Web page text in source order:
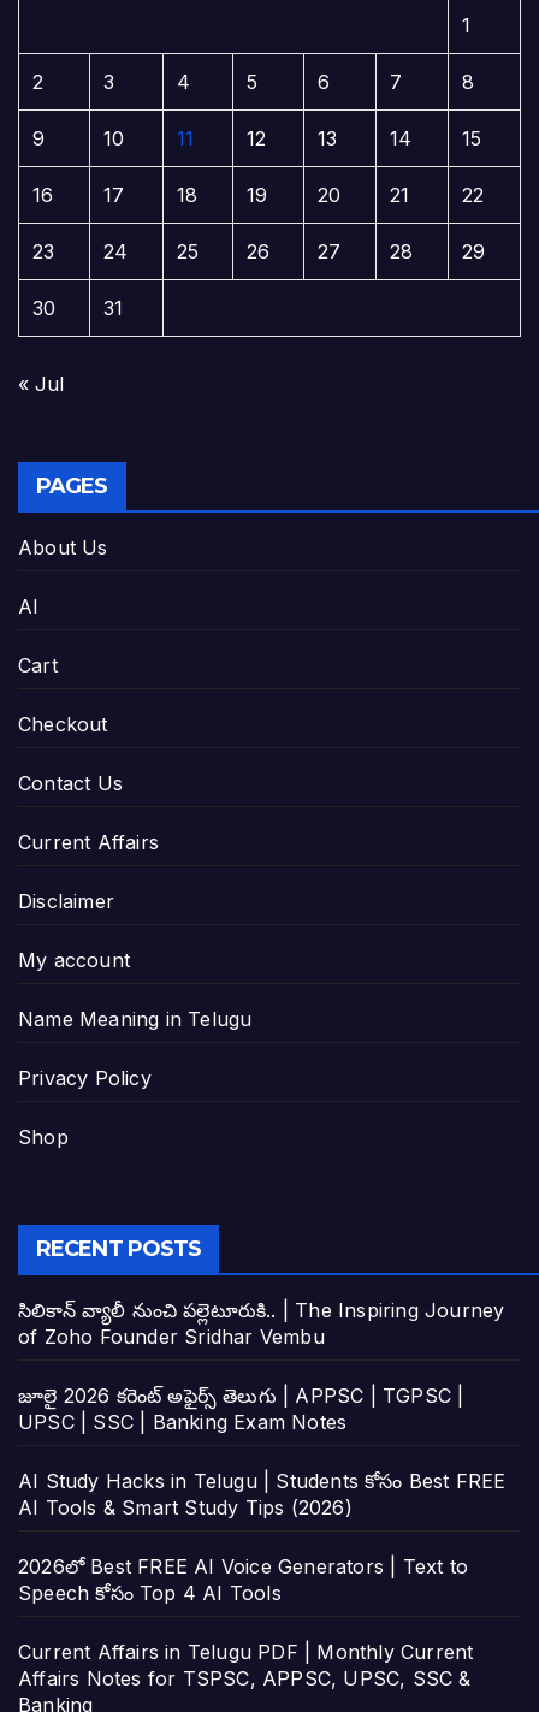
1
2 3 4 5 6 7 8
9 10 11 12 13 14 15
16 17 18 19 20 21 22
23 24 25 26 27 28 29
30 31
« Jul
PAGES
About Us
AI
Cart
Checkout
Contact Us
Current Affairs
Disclaimer
My account
Name Meaning in Telugu
Privacy Policy
Shop
RECENT POSTS
సిలికాన్ వ్యాలీ నుంచి పల్లెటూరుకి.. | The Inspiring Journey
of Zoho Founder Sridhar Vembu
జూలై 2026 కరెంట్ అఫైర్స్ తెలుగు | APPSC | TGPSC |
UPSC | SSC | Banking Exam Notes
AI Study Hacks in Telugu | Students కోసం Best FREE
AI Tools & Smart Study Tips (2026)
2026లో Best FREE AI Voice Generators | Text to
Speech కోసం Top 4 AI Tools
Current Affairs in Telugu PDF | Monthly Current
Affairs Notes for TSPSC, APPSC, UPSC, SSC &
Banking